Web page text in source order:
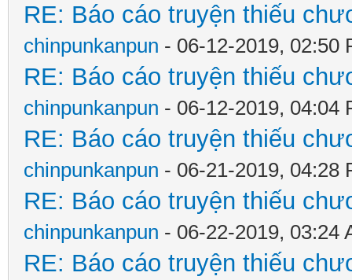
RE: Báo cáo truyện thiếu
chinpunkanpun - 06-12-2019, 02:50
RE: Báo cáo truyện thiếu
chinpunkanpun - 06-12-2019, 04:04
RE: Báo cáo truyện thiếu
chinpunkanpun - 06-21-2019, 04:28
RE: Báo cáo truyện thiếu
chinpunkanpun - 06-22-2019, 03:24
RE: Báo cáo truyện thiếu